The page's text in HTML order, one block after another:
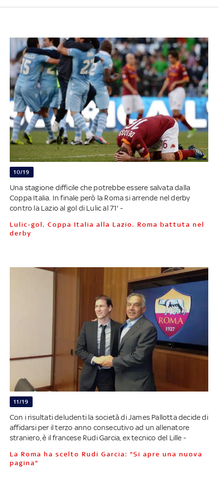
10/19
Una stagione difficile che potrebbe essere salvata dalla
Coppa Italia. In finale però la Roma si arrende nel derby
contro la Lazio al gol di Lulic al 71' -
Lulic-gol, Coppa Italia alla Lazio. Roma battuta nel
derby
11/19
Con i risultati deludenti la società di James Pallotta decide di
affidarsi per il terzo anno consecutivo ad un allenatore
straniero, è il francese Rudi Garcia, ex tecnico del Lille -
La Roma ha scelto Rudi Garcia: "Si apre una nuova
pagina"